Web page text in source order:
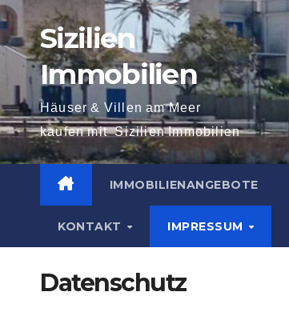
Skip
to
content
Sizilien
Immobilien
Häuser & Villen am Meer
kaufen mit Sizilien Immobilien
IMMOBILIENANGEBOTE
KONTAKT IMPRESSUM
Datenschutz